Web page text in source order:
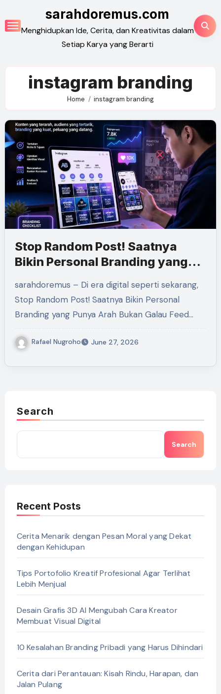
to
content
sarahdoremus.com
Menghidupkan Ide, Cerita, dan Kreativitas dalam
Setiap Karya yang Berarti
instagram branding
Home instagram branding
Stop Random Post! Saatnya
Bikin Personal Branding yang
sarahdoremus – Di era digital seperti sekarang,
Stop Random Post! Saatnya Bikin Personal
Branding yang Punya Arah Bukan Galau Feed…
Rafael Nugroho June 27, 2026
Search
Search
Recent Posts
Cerita Menarik dengan Pesan Moral yang Dekat
dengan Kehidupan
Tips Portofolio Kreatif Profesional Agar Terlihat
Lebih Menjual
Desain Grafis 3D AI Mengubah Cara Kreator
Membuat Visual Digital
10 Kesalahan Branding Pribadi yang Harus Dihindari
Cerita dari Perantauan: Kisah Rindu, Harapan, dan
Jalan Pulang